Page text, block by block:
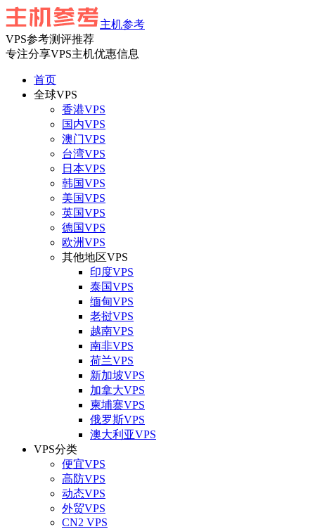
主机参考
VPS参考测评推荐
专注分享VPS主机优惠信息
首页
全球VPS
香港VPS
国内VPS
澳门VPS
台湾VPS
日本VPS
韩国VPS
美国VPS
英国VPS
德国VPS
欧洲VPS
其他地区VPS
印度VPS
泰国VPS
缅甸VPS
老挝VPS
越南VPS
南非VPS
荷兰VPS
新加坡VPS
加拿大VPS
柬埔寨VPS
俄罗斯VPS
澳大利亚VPS
VPS分类
便宜VPS
高防VPS
动态VPS
外贸VPS
CN2 VPS